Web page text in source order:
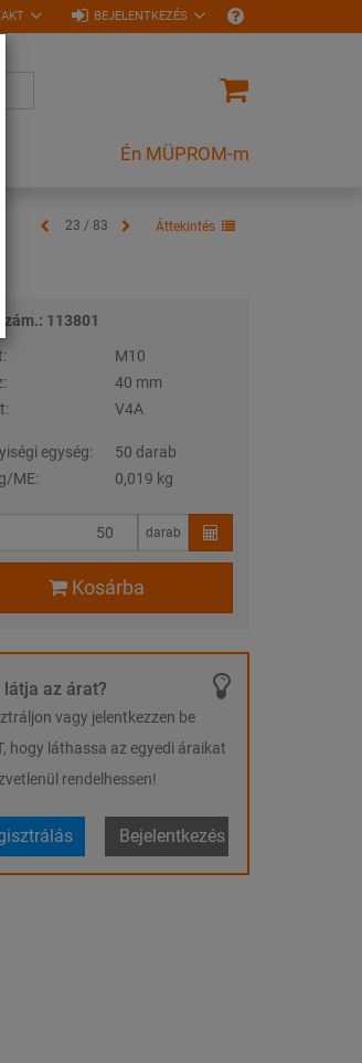
BEJELENTKEZÉS
Én MÜPROM-m
23 / 83 Áttekintés
113801
M10
40 mm
V4A
egység:
50 darab
ME:
0,019 kg
darab
Kosárba
látja az árat?
vagy jelentkezzen be
hogy láthassa az egyedi áraikat
rendelhessen!
Bejelentkezés